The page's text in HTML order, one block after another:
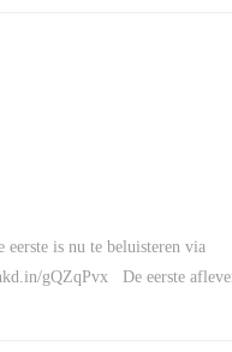
eerste is nu te beluisteren via
gQZqPvx De eerste